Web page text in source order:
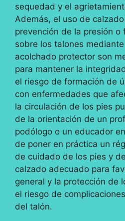
sequedad y el
Además, el uso de
prevención de la presión o
sobre los talones
acolchado protector son
para mantener la
el riesgo de formación de
con enfermedades que
la circulación de los pies
de la orientación de un
podólogo o un educador
de poner en práctica un
de cuidado de los pies y
calzado adecuado para
general y la protección de
el riesgo de
del talón.